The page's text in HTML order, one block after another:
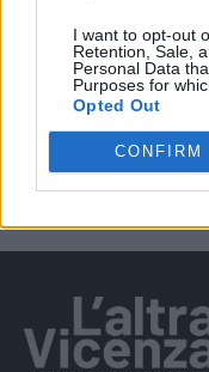
I want to opt-out
Retention, Sale,
Personal Data
Purposes for
Opted Out
CONFIRM